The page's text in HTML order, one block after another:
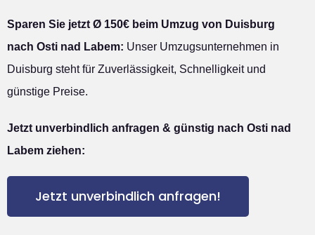
Sparen Sie jetzt Ø 150€ beim Umzug von Duisburg
nach Osti nad Labem: Unser Umzugsunternehmen in
Duisburg steht für Zuverlässigkeit, Schnelligkeit und
günstige Preise.
Jetzt unverbindlich anfragen & günstig nach Osti nad
Labem ziehen:
Jetzt unverbindlich anfragen!